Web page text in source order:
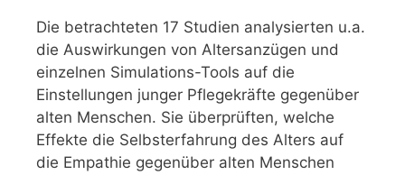
Die betrachteten 17 Studien analysierten u.a.
die Auswirkungen von Altersanzügen und
einzelnen Simulations-Tools auf die
Einstellungen junger Pflegekräfte gegenüber
alten Menschen. Sie überprüften, welche
Effekte die Selbsterfahrung des Alters auf
die Empathie gegenüber alten Menschen